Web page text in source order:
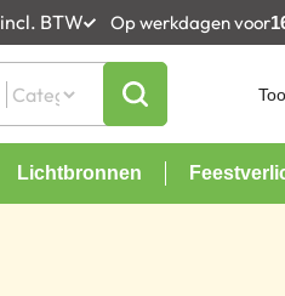
incl. BTW Op werkdagen voor
Lichtbronnen